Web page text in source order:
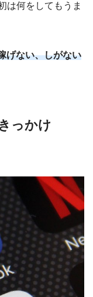
は何をしてもうま
げない、しがない
っかけ